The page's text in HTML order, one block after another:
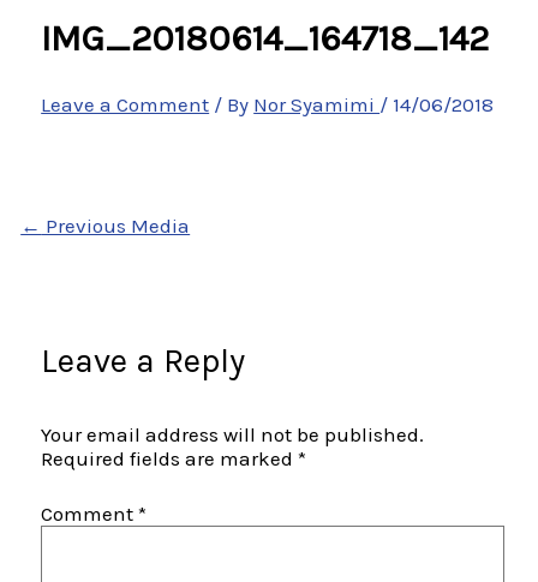
IMG_20180614_164718_142
Leave a Comment / By Nor Syamimi / 14/06/2018
← Previous Media
Leave a Reply
Your email address will not be published.
Required fields are marked*
Comment*